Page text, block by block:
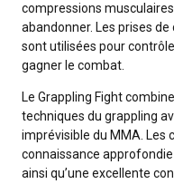
compressions
abandonner. Les prises
sont utilisées pour
gagner le combat.
Le Grappling Fight
techniques du grappling
imprévisible du MMA. Les
connaissance
ainsi qu’une excellente